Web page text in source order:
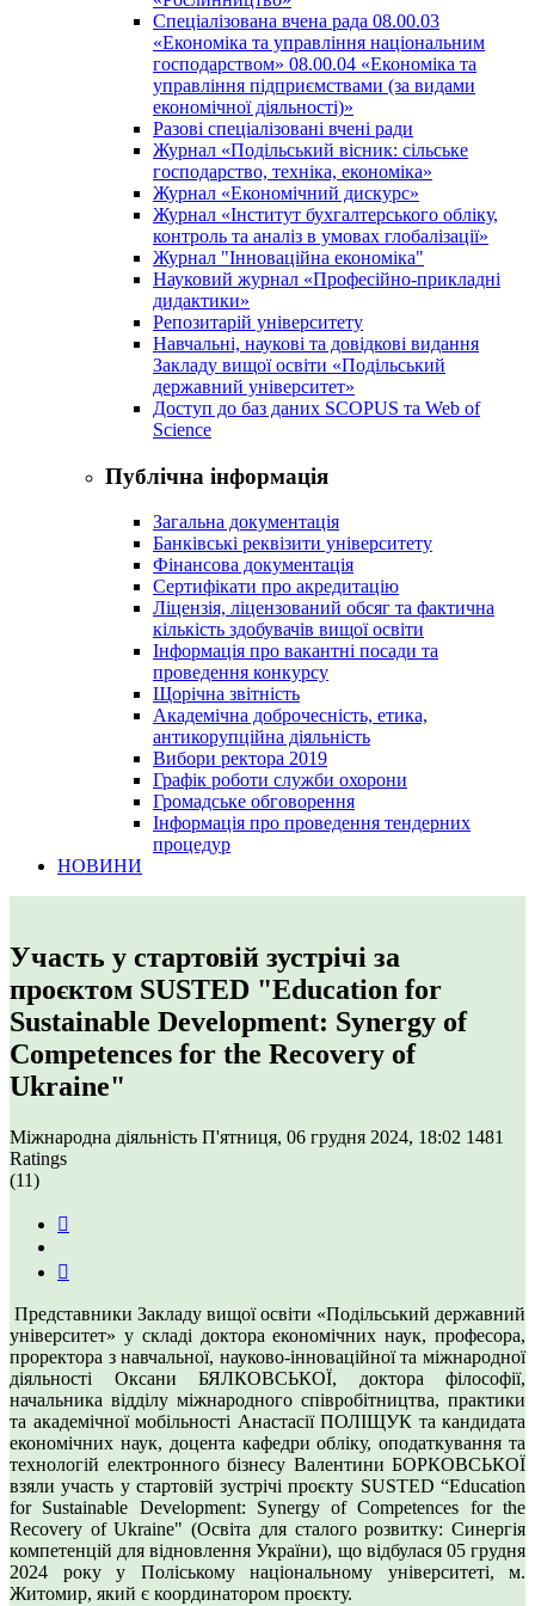
Спеціалізована вчена рада 08.00.03
«Економіка та управління національним
господарством» 08.00.04 «Економіка та
управління підприємствами (за видами
економічної діяльності)»
Разові спеціалізовані вчені ради
Журнал «Подільський вісник: сільське
господарство, техніка, економіка»
Журнал «Економічний дискурс»
Журнал «Інститут бухгалтерського обліку,
контроль та аналіз в умовах глобалізації»
Журнал "Інноваційна економіка"
Науковий журнал «Професійно-прикладні
дидактики»
Репозитарій університету
Навчальні, наукові та довідкові видання
Закладу вищої освіти «Подільський
державний університет»
Доступ до баз даних SCOPUS та Web of
Science
Публічна інформація
Загальна документація
Банківські реквізити університету
Фінансова документація
Сертифікати про акредитацію
Ліцензія, ліцензований обсяг та фактична
кількість здобувачів вищої освіти
Інформація про вакантні посади та
проведення конкурсу
Щорічна звітність
Академічна доброчесність, етика,
антикорупційна діяльність
Вибори ректора 2019
Графік роботи служби охорони
Громадське обговорення
Інформація про проведення тендерних
процедур
НОВИНИ
Участь у стартовій зустрічі за
проєктом SUSTED "Education for
Sustainable Development: Synergy of
Competences for the Recovery of
Ukraine"
Міжнародна діяльність П'ятниця, 06 грудня 2024, 18:02 1481
Ratings
(11)
Представники Закладу вищої освіти «Подільський державний
університет» у складі доктора економічних наук, професора,
проректора з навчальної, науково-інноваційної та міжнародної
діяльності Оксани БЯЛКОВСЬКОЇ, доктора філософії,
начальника відділу міжнародного співробітництва, практики
та академічної мобільності Анастасії ПОЛІЩУК та кандидата
економічних наук, доцента кафедри обліку, оподаткування та
технологій електронного бізнесу Валентини БОРКОВСЬКОЇ
взяли участь у стартовій зустрічі проєкту SUSTED “Education
for Sustainable Development: Synergy of Competences for the
Recovery of Ukraine" (Освіта для сталого розвитку: Синергія
компетенцій для відновлення України), що відбулася 05 грудня
2024 року у Поліському національному університеті, м.
Житомир, який є координатором проєкту.